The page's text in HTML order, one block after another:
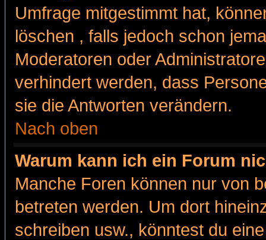
Umfrage mitgestimmt hat,
löschen , falls jedoch schon
Moderatoren oder
verhindert werden, dass
sie die Antworten verändern.
Nach oben
Warum kann ich ein Forum
Manche Foren können nur von
betreten werden. Um dort
schreiben usw., könntest du